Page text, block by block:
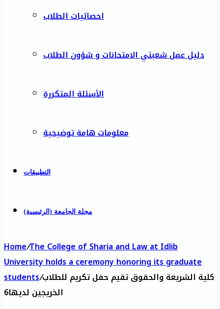
احصائيات الطلاب
دليل عمل شعبتي الامتحانات و شؤون الطلاب
الأسئلة المتكررة
معلومات هامة توضيحية
التطبيقات
مجلة الجامعة (الرئيسية)
Home/The College of Sharia and Law at Idlib
University holds a ceremony honoring its graduate
students/كلية الشريعة والحقوق تقيم حفل تكريم للطلاب
الخريجين لديها6